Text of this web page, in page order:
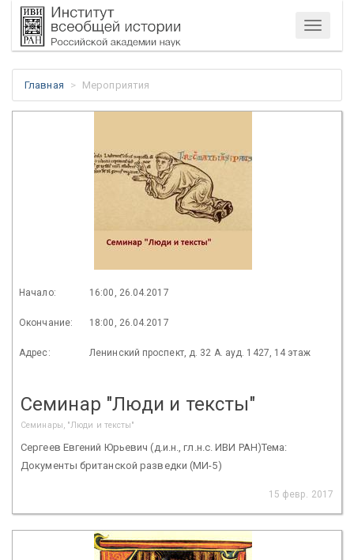
Меню
Главная Мероприятия
Начало: 16:00, 26.04.2017
Окончание: 18:00, 26.04.2017
Адрес: Ленинский проспект, д. 32 А. ауд. 1427, 14 этаж
Семинар "Люди и тексты"
Семинары, "Люди и тексты"
Сергеев Евгений Юрьевич (д.и.н., гл.н.с. ИВИ РАН)Тема:
Документы британской разведки (МИ-5)
15 февр. 2017